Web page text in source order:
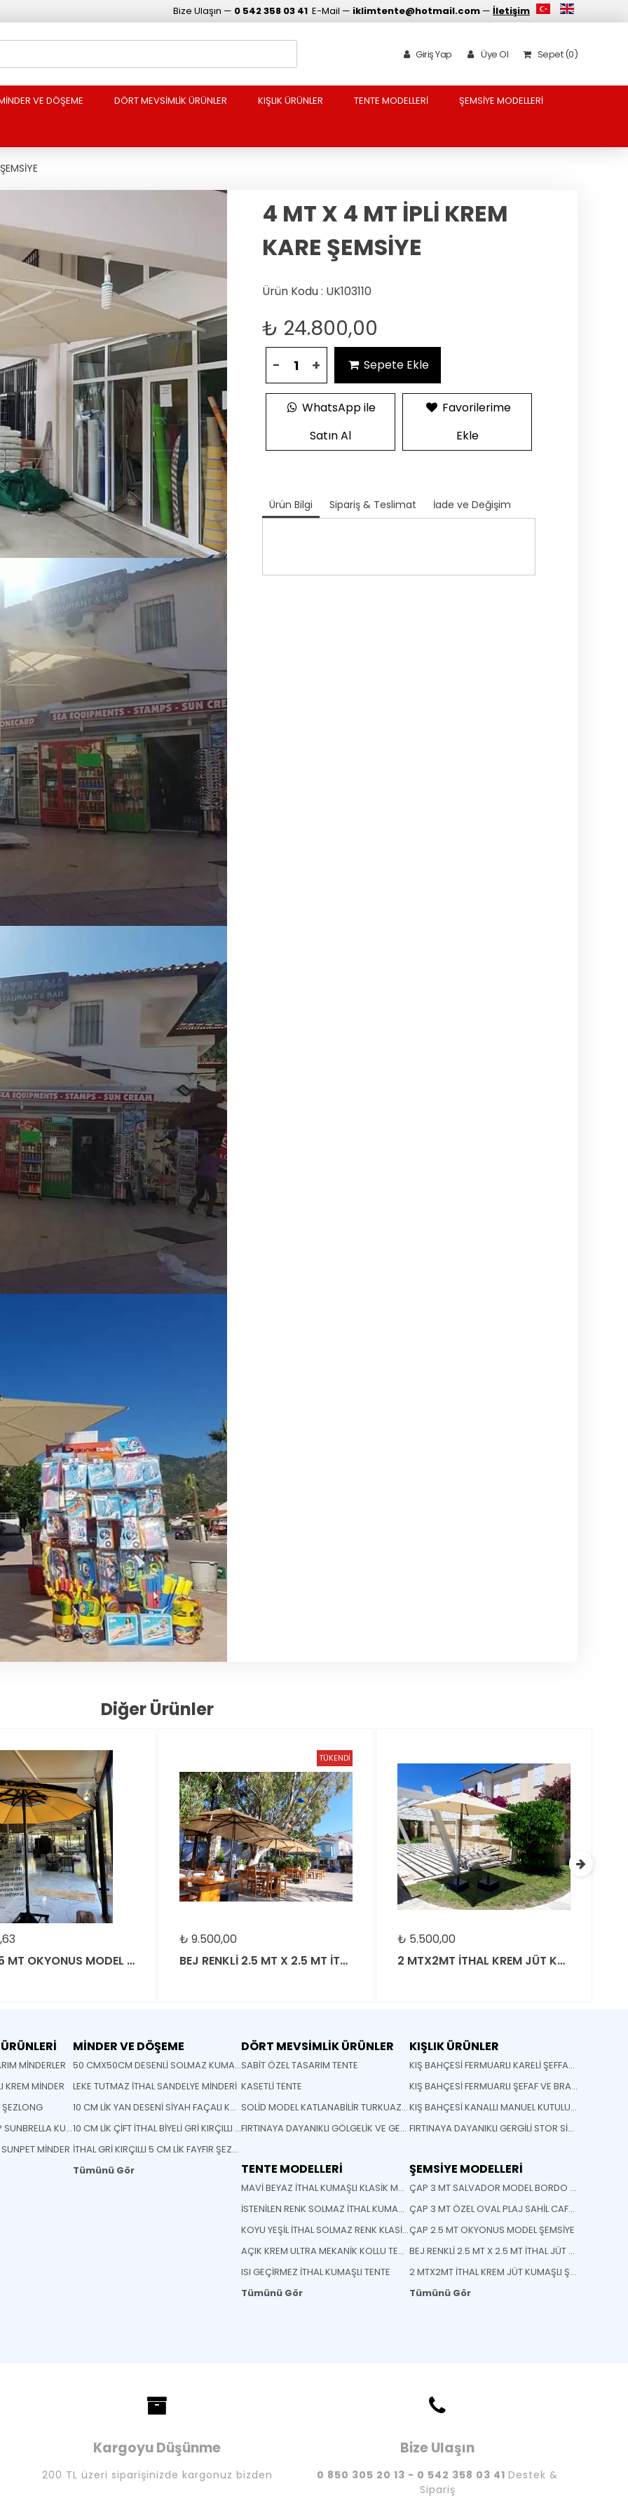
Bize Ulaşın — 0 542 358 03 41 E-Mail — iklimtente@hotmail.com — İletişim
Giriş Yap Üye Ol Sepet (0)
VE DÖŞEME DÖRT MEVSİMLİK ÜRÜNLER KIŞLIK ÜRÜNLER TENTE MODELLERİ ŞEMSİYE MODELLERİ
4 MT X 4 MT İPLİ KREM
KARE ŞEMSİYE
Ürün Kodu : UK103110
₺ 24.800,00
- + Sepete Ekle
WhatsApp ile
Satın Al
Favorilerime
Ekle
Ürün Bilgi Sipariş & Teslimat İade ve Değişim
Diğer Ürünler
ÇAP 2.5 MT OKYONUS MODEL ŞEMSİYE
₺ 9.500,00
BEJ RENKLİ 2.5 MT X 2.5 MT İTHAL JÜT KUMAŞLI ŞEMSİYE
TÜKENDİ
₺ 5.500,00
2 MTX2MT İTHAL KREM JÜT KUMAŞLI ŞEMSİYE
MİNDERLER
KREM MİNDER
STANDART OVAL KALIP SUNBRELLA KUMAŞ SANDELYE MİNDERİ
MİNDER
MİNDER VE DÖŞEME
50 CMX50CM DESENLİ SOLMAZ KUMAŞ YASTIK MİNDER
LEKE TUTMAZ İTHAL SANDELYE MİNDERİ
10 CM LİK YAN DESENİ SİYAH FAÇALI KOYU GRİ RENK ŞEZLONG MİNDERİ
10 CM LİK ÇİFT İTHAL BİYELİ GRİ KIRÇILLI FAYFIR ŞEZLONG MİNDERİ
İTHAL GRİ KIRÇILLI 5 CM LİK FAYFIR ŞEZLONG MİNDERİ
Tümünü Gör
DÖRT MEVSİMLİK ÜRÜNLER
SABİT ÖZEL TASARIM TENTE
KASETLİ TENTE
SOLİD MODEL KATLANABİLİR TURKUAZ TENTE
FIRTINAYA DAYANIKLI GÖLGELİK VE GERME SİSTEMLİ MONTAJA HAZIR GÖLGELİK
KIŞLIK ÜRÜNLER
KIŞ BAHÇESİ FERMUARLI KARELİ ŞEFFAF BRANDA
KIŞ BAHÇESİ FERMUARLI ŞEFAF VE BRANDA
KIŞ BAHÇESİ KANALLI MANUEL KUTULU TENTE
FIRTINAYA DAYANIKLI GERGİLİ STOR SİSTEM MEKANİZMALI TENTE
TENTE MODELLERİ
MAVİ BEYAZ İTHAL KUMAŞLI KLASİK MAFSALLI TENTE
İSTENİLEN RENK SOLMAZ İTHAL KUMAŞ KÖRÜKLÜ TENTE
KOYU YEŞİL İTHAL SOLMAZ RENK KLASİK TENTE
AÇIK KREM ULTRA MEKANİK KOLLU TENTE
ISI GEÇİRMEZ İTHAL KUMAŞLI TENTE
Tümünü Gör
ŞEMSİYE MODELLERİ
ÇAP 3 MT SALVADOR MODEL BORDO ÇİZGİLİ PLAJ SAHİL CAFE BEACH BAHÇE ŞEMSİYESİ
ÇAP 3 MT ÖZEL OVAL PLAJ SAHİL CAFE BEACH BAHÇE ŞEMSİYESİ
ÇAP 2.5 MT OKYONUS MODEL ŞEMSİYE
BEJ RENKLİ 2.5 MT X 2.5 MT İTHAL JÜT KUMAŞLI ŞEMSİYE
2 MTX2MT İTHAL KREM JÜT KUMAŞLI ŞEMSİYE
Tümünü Gör
Kargoyu Düşünme
200 TL üzeri siparişinizde kargonuz bizden
Bize Ulaşın
0 850 305 20 13 - 0 542 358 03 41 Destek &
Sipariş